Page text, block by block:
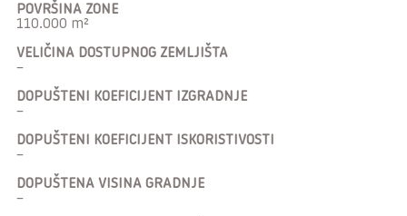
POVRŠINA ZONE
110.000 m²
VELIČINA DOSTUPNOG ZEMLJIŠTA
–
DOPUŠTENI KOEFICIJENT IZGRADNJE
–
DOPUŠTENI KOEFICIJENT ISKORISTIVOSTI
–
DOPUŠTENA VISINA GRADNJE
–